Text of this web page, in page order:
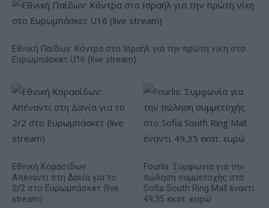
Εθνική Παίδων: Κόντρα στο Ισραήλ για την πρώτη νίκη στο
Ευρωμπάσκετ U16 (live stream)
Εθνική Κορασίδων:
Απέναντι στη Δανία για το
2/2 στο Ευρωμπάσκετ (live
stream)
Fourlis: Συμφωνία για την
πώληση συμμετοχής στο
Sofia South Ring Mall έναντι
49,35 εκατ. ευρώ